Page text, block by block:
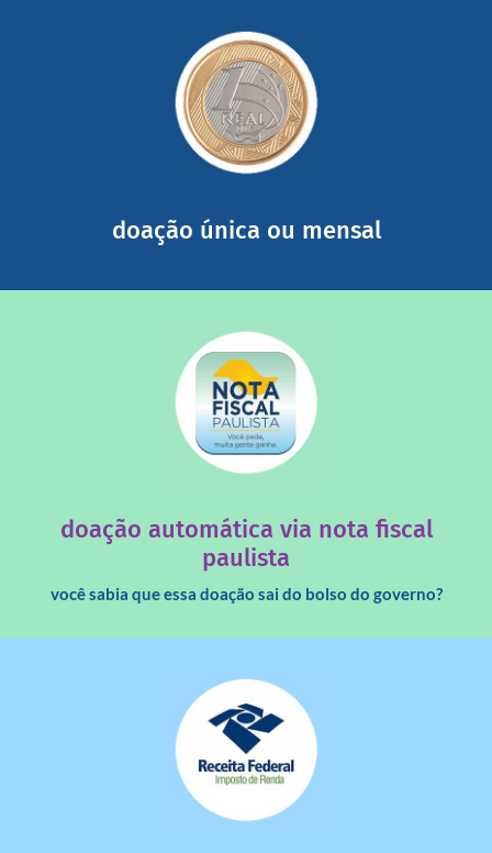
doação única ou mensal
mail mostrando tudo o que fizemos com a sua ajuda
somada a de outras pessoas.
saiba mais
doação automática via nota fiscal
paulista
você sabia que essa doação sai do bolso do governo?
saiba mais
dinheiro deixa de ir para o governo?
saiba mais